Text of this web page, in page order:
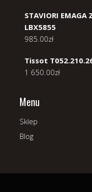
STAVIORI EMAGA
LBX5855
985.00zł
Tissot
1 650.00zł
Menu
Sklep
Blog